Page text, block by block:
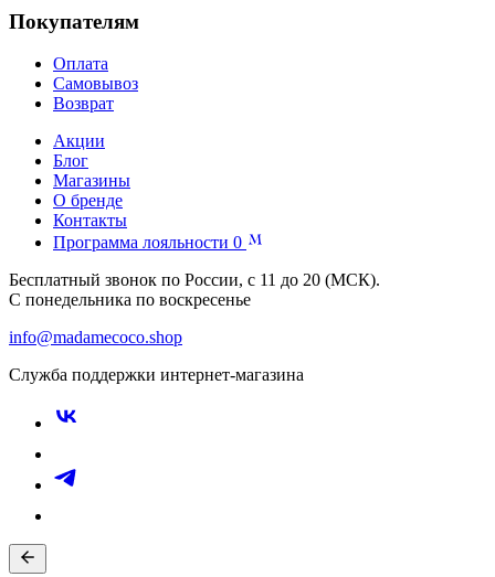
Покупателям
Оплата
Самовывоз
Возврат
Акции
Блог
Магазины
О бренде
Контакты
Программа лояльности 0
Бесплатный звонок по России, с 11 до 20 (МСК).
С понедельника по воскресенье
info@madamecoco.shop
Служба поддержки интернет-магазина